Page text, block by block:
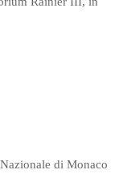
di Monaco